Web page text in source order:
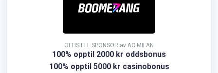
OFFISIELL SPONSOR av AC MILAN
100% opptil 2000 kr oddsbonus
100% opptil 5000 kr casinobonus